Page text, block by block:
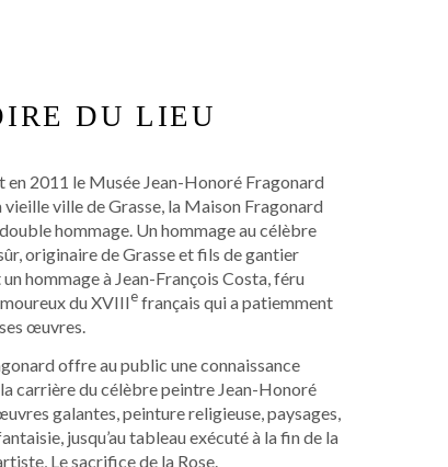
DU LIEU
en 2011 le Musée Jean-Honoré Fragonard
ville de Grasse, la Maison Fragonard
hommage. Un hommage au célèbre
originaire de Grasse et fils de gantier
hommage à Jean-François Costa, féru
du XVIIIefrançais qui a patiemment
œuvres.
offre au public une connaissance
carrière du célèbre peintre Jean-Honoré
galantes, peinture religieuse, paysages,
jusqu’au tableau exécuté à la fin de la
Le sacrifice de la Rose.